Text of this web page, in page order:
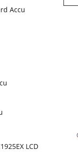
Accu
LCD